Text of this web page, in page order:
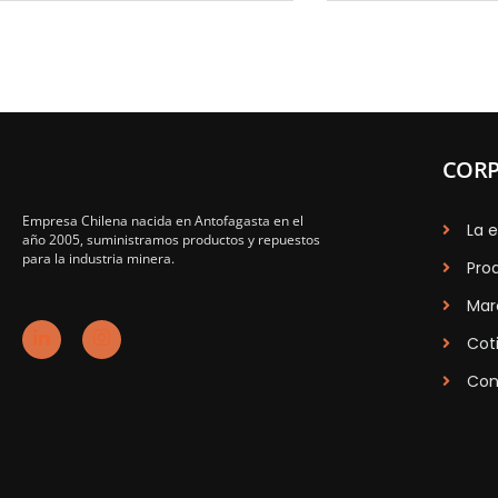
Empresa Chilena nacida en Antofagasta en el
año 2005, suministramos productos y repuestos
para la industria minera.
La